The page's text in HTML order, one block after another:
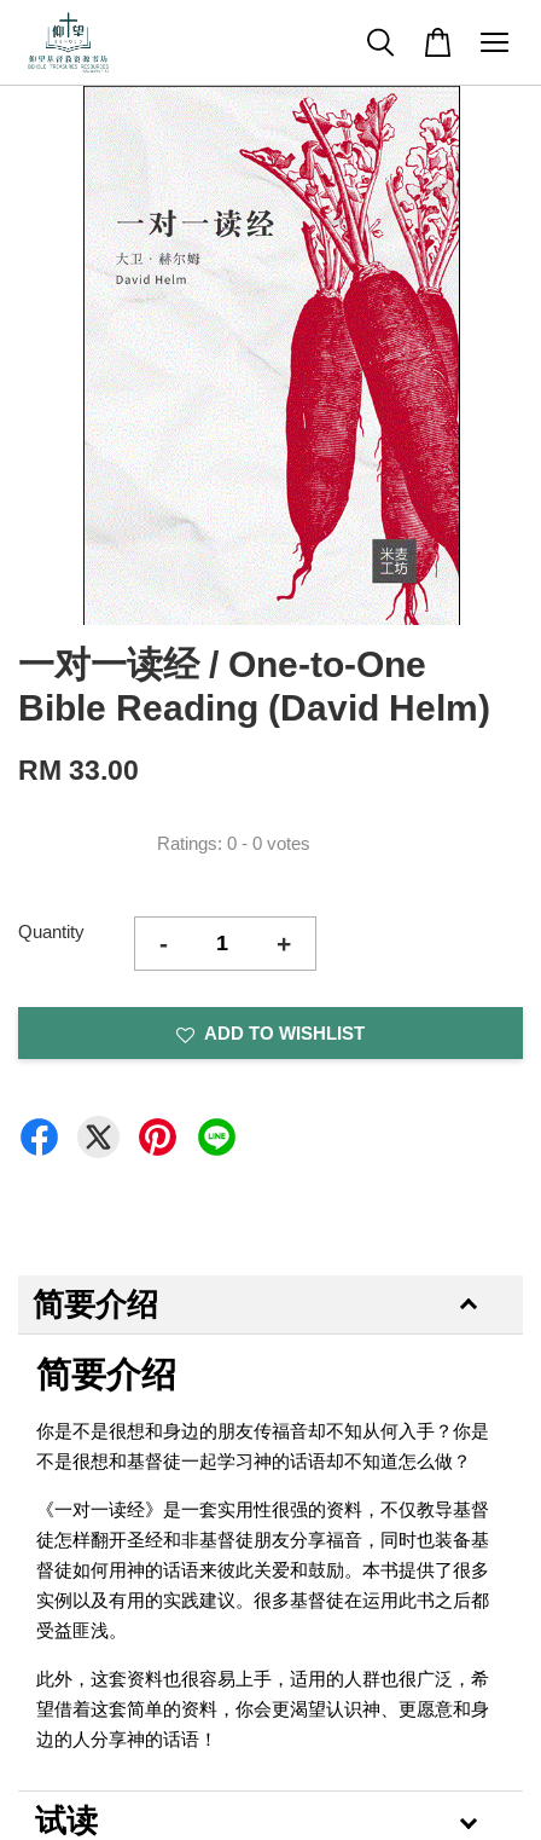
一对一读经 / One-to-One
Bible Reading (David Helm)
RM 33.00
Ratings: 0 - 0 votes
Quantity - +
ADD TO WISHLIST
简要介绍
简要介绍
你是不是很想和身边的朋友传福音却不知从何入手？你是
不是很想和基督徒一起学习神的话语却不知道怎么做？
《一对一读经》是一套实用性很强的资料，不仅教导基督
徒怎样翻开圣经和非基督徒朋友分享福音，同时也装备基
督徒如何用神的话语来彼此关爱和鼓励。本书提供了很多
实例以及有用的实践建议。很多基督徒在运用此书之后都
受益匪浅。
此外，这套资料也很容易上手，适用的人群也很广泛，希
望借着这套简单的资料，你会更渴望认识神、更愿意和身
边的人分享神的话语！
试读